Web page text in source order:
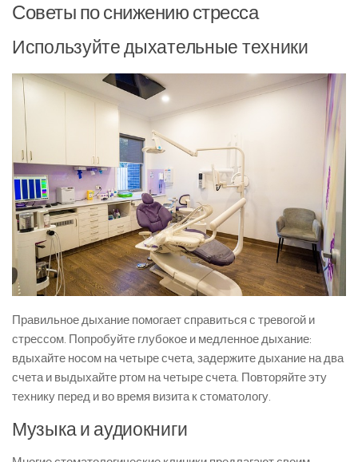
Советы по снижению стресса
Используйте дыхательные техники
Правильное дыхание помогает справиться с тревогой и
стрессом. Попробуйте глубокое и медленное дыхание:
вдыхайте носом на четыре счета, задержите дыхание на два
счета и выдыхайте ртом на четыре счета. Повторяйте эту
технику перед и во время визита к стоматологу.
Музыка и аудиокниги